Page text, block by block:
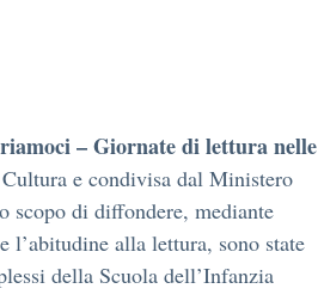
– Giornate di lettura nelle
e condivisa dal Ministero
di diffondere, mediante
alla lettura, sono state
della Scuola dell’Infanzia